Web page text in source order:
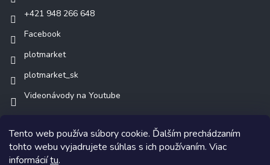
Tento web používa súbory cookie. Ďalším prechádzaním
tohto webu vyjadrujete súhlas s ich používaním. Viac
informáciítu.
+421 948 266 648
Facebook
plotmarket
plotmarket_sk
Videonávody na Youtube